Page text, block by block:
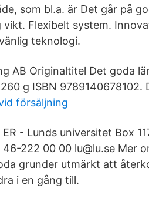
som bl.a. är Det går på
vikt. Flexibelt system.
teknologi.
AB Originaltitel Det goda
g ISBN 9789140678102.
försäljning
ER - Lunds universitet Box
46-222 00 00 lu@lu.se Mer
grunder utmärkt att
i en gång till.